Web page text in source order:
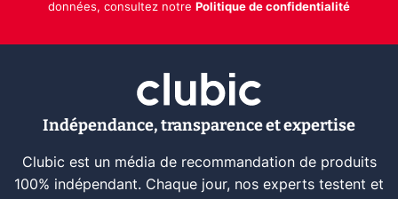
données, consultez notre Politique de confidentialité
Indépendance, transparence et expertise
Clubic est un média de recommandation de produits
100% indépendant. Chaque jour, nos experts testent et